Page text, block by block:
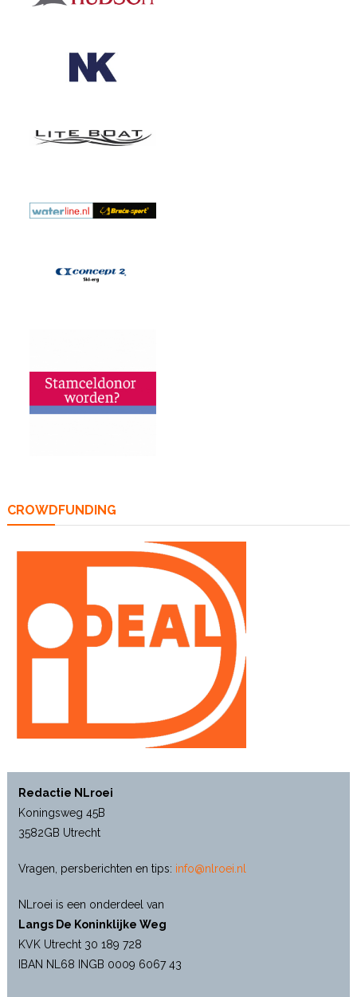
CROWDFUNDING
Redactie NLroei
Koningsweg 45B
3582GB Utrecht
Vragen, persberichten en tips: info@nlroei.nl
NLroei is een onderdeel van
Langs De Koninklijke Weg
KVK Utrecht 30 189 728
IBAN NL68 INGB 0009 6067 43